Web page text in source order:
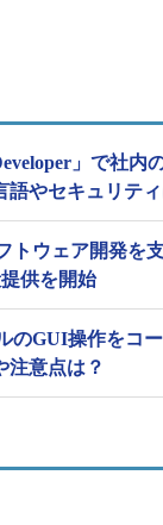
」で社内
やセキュリティ
トウェア開発を
提供を開始
のGUI操作をコ
意点は？